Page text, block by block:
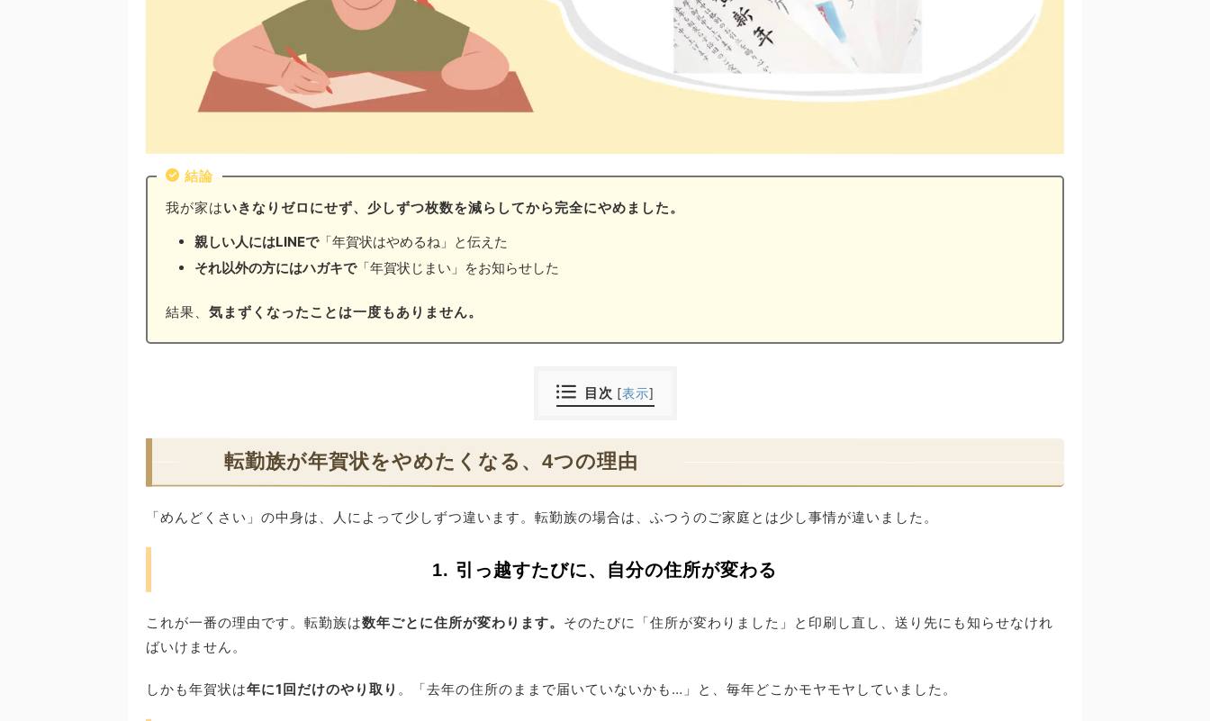
結論
我が家はいきなりゼロにせず、少しずつ枚数を減らしてから完全にやめました。
親しい人にはLINEで「年賀状はやめるね」と伝えた
それ以外の方にはハガキで「年賀状じまい」をお知らせした
結果、気まずくなったことは一度もありません。
目次 [表示]
転勤族が年賀状をやめたくなる、4つの理由
「めんどくさい」の中身は、人によって少しずつ違います。転勤族の場合は、ふつうのご家庭とは少し事情が違いました。
1. 引っ越すたびに、自分の住所が変わる
これが一番の理由です。転勤族は数年ごとに住所が変わります。 そのたびに「住所が変わりました」と印刷し直し、送り先にも知らせなけれ
ばいけません。
しかも年賀状は年に1回だけのやり取り 。「去年の住所のままで届いていないかも…」と、毎年どこかモヤモヤしていました。